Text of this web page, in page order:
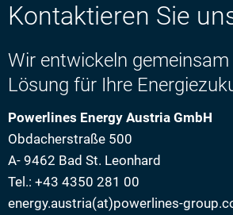
Kontaktieren Sie
Wir entwickeln
Lösung für Ihre
Powerlines Energy Austria GmbH
Obdacherstraße 500
A- 9462 Bad St. Leonhard
Tel.: +43 4350 281 00
energy.austria(at)powerlines-